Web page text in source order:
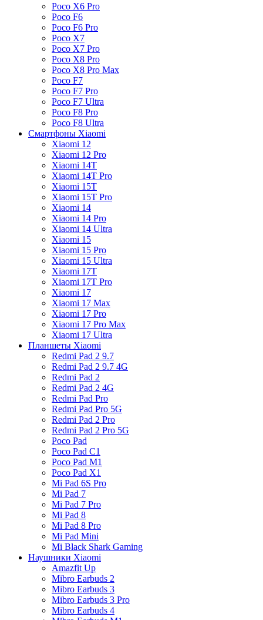
Poco X6 Pro
Poco F6
Poco F6 Pro
Poco X7
Poco X7 Pro
Poco X8 Pro
Poco X8 Pro Max
Poco F7
Poco F7 Pro
Poco F7 Ultra
Poco F8 Pro
Poco F8 Ultra
Смартфоны Xiaomi
Xiaomi 12
Xiaomi 12 Pro
Xiaomi 14T
Xiaomi 14T Pro
Xiaomi 15T
Xiaomi 15T Pro
Xiaomi 14
Xiaomi 14 Pro
Xiaomi 14 Ultra
Xiaomi 15
Xiaomi 15 Pro
Xiaomi 15 Ultra
Xiaomi 17T
Xiaomi 17T Pro
Xiaomi 17
Xiaomi 17 Max
Xiaomi 17 Pro
Xiaomi 17 Pro Max
Xiaomi 17 Ultra
Планшеты Xiaomi
Redmi Pad 2 9.7
Redmi Pad 2 9.7 4G
Redmi Pad 2
Redmi Pad 2 4G
Redmi Pad Pro
Redmi Pad Pro 5G
Redmi Pad 2 Pro
Redmi Pad 2 Pro 5G
Poco Pad
Poco Pad C1
Poco Pad M1
Poco Pad X1
Mi Pad 6S Pro
Mi Pad 7
Mi Pad 7 Pro
Mi Pad 8
Mi Pad 8 Pro
Mi Pad Mini
Mi Black Shark Gaming
Наушники Xiaomi
Amazfit Up
Mibro Earbuds 2
Mibro Earbuds 3
Mibro Earbuds 3 Pro
Mibro Earbuds 4